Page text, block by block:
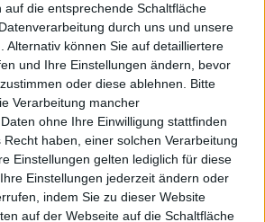
auf die entsprechende Schaltfläche
durch uns und unsere
Alternativ können Sie auf detailliertere
und Ihre Einstellungen ändern, bevor
oder diese ablehnen.
Bitte
Verarbeitung mancher
ohne Ihre Einwilligung stattfinden
haben, einer solchen Verarbeitung
Einstellungen gelten lediglich für diese
Einstellungen jederzeit ändern oder
indem Sie zu dieser Website
auf der Webseite auf die Schaltfläche
oder einen Fehler melden
geographie-spiele.com
geoheroes.com
lemurdelapresse.com
you’re visiting
English-speaking
country
version now and be
firsts to submit your score
our leaderboards!